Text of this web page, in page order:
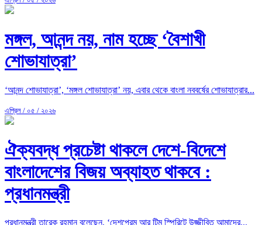
মঙ্গল, আনন্দ নয়, নাম হচ্ছে ‘বৈশাখী
শোভাযাত্রা’
‘আনন্দ শোভাযাত্রা’, ‘মঙ্গল শোভাযাত্রা’ নয়, এবার থেকে বাংলা নববর্ষের শোভাযাত্রার...
এপ্রিল / ০৫ / ২০২৬
ঐক্যবদ্ধ প্রচেষ্টা থাকলে দেশে-বিদেশে
বাংলাদেশের বিজয় অব্যাহত থাকবে :
প্রধানমন্ত্রী
প্রধানমন্ত্রী তারেক রহমান বলেছেন, ‘দেশপ্রেম আর টিম স্পিরিটে উজ্জীবিত আমাদের...